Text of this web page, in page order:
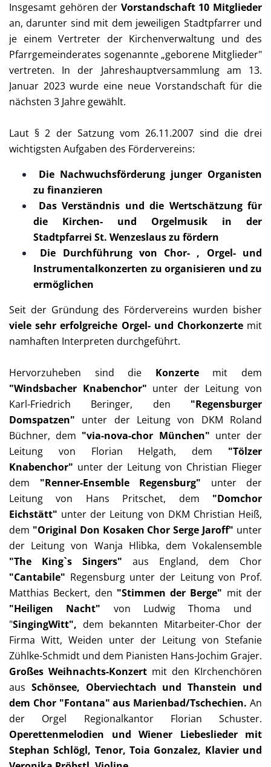
Insgesamt gehören der Vorstandschaft 10 Mitglieder
an, darunter sind mit dem jeweiligen Stadtpfarrer und
je einem Vertreter der Kirchenverwaltung und des
Pfarrgemeinderates sogenannte „geborene Mitglieder"
vertreten. In der Jahreshauptversammlung am 13.
Januar 2023 wurde eine neue Vorstandschaft für die
nächsten 3 Jahre gewählt.
Laut § 2 der Satzung vom 26.11.2007 sind die drei
wichtigsten Aufgaben des Fördervereins:
Die Nachwuchsförderung junger Organisten
zu finanzieren
Das Verständnis und die Wertschätzung für
die Kirchen- und Orgelmusik in der
Stadtpfarrei St. Wenzeslaus zu fördern
Die Durchführung von Chor- , Orgel- und
Instrumentalkonzerten zu organisieren und zu
ermöglichen
Seit der Gründung des Fördervereins wurden bisher
viele sehr erfolgreiche Orgel- und Chorkonzertemit
namhaften Interpreten durchgeführt.
Hervorzuheben sind die Konzertemit dem
"Windsbacher Knabenchor" unter der Leitung von
Karl-Friedrich Beringer, den "Regensburger
Domspatzen" unter der Leitung von DKM Roland
Büchner, dem "via-nova-chor München" unter der
Leitung von Florian Helgath, dem "Tölzer
Knabenchor" unter der Leitung von Christian Flieger
dem "Renner-Ensemble Regensburg" unter der
Leitung von Hans Pritschet, dem "Domchor
Eichstätt" unter der Leitung von DKM Christian Heiß,
dem "Original Don Kosaken Chor Serge Jaroff" unter
der Leitung von Wanja Hlibka, dem Vokalensemble
"The King`s Singers" aus England, dem Chor
"Cantabile" Regensburg unter der Leitung von Prof.
Matthias Beckert, den "Stimmen der Berge" mit der
"Heiligen Nacht" von Ludwig Thoma und
"SingingWitt", dem bekannten Mitarbeiter-Chor der
Firma Witt, Weiden unter der Leitung von Stefanie
Zühlke-Schmidt und dem Pianisten Hans-Jochim Grajer.
Großes Weihnachts-Konzert mit den KIrchenchören
aus Schönsee, Oberviechtach und Thanstein und
dem Chor "Fontana" aus Marienbad/Tschechien. An
der Orgel Regionalkantor Florian Schuster.
Operettenmelodien und Wiener Liebeslieder mit
Stephan Schlögl, Tenor, Toia Gonzalez, Klavier und